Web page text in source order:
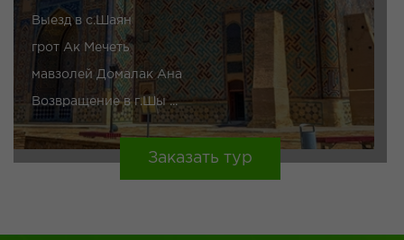
Выезд в с.Шаян
грот Ак Мечеть
мавзолей Домалак Ана
Возвращение в г.Шы ...
Заказать тур